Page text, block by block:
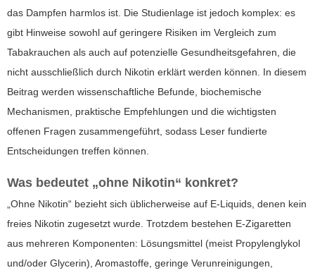
das Dampfen harmlos ist. Die Studienlage ist jedoch komplex: es
gibt Hinweise sowohl auf geringere Risiken im Vergleich zum
Tabakrauchen als auch auf potenzielle Gesundheitsgefahren, die
nicht ausschließlich durch Nikotin erklärt werden können. In diesem
Beitrag werden wissenschaftliche Befunde, biochemische
Mechanismen, praktische Empfehlungen und die wichtigsten
offenen Fragen zusammengeführt, sodass Leser fundierte
Entscheidungen treffen können.
Was bedeutet „ohne Nikotin“ konkret?
„Ohne Nikotin“ bezieht sich üblicherweise auf E-Liquids, denen kein
freies Nikotin zugesetzt wurde. Trotzdem bestehen E-Zigaretten
aus mehreren Komponenten: Lösungsmittel (meist Propylenglykol
und/oder Glycerin), Aromastoffe, geringe Verunreinigungen,